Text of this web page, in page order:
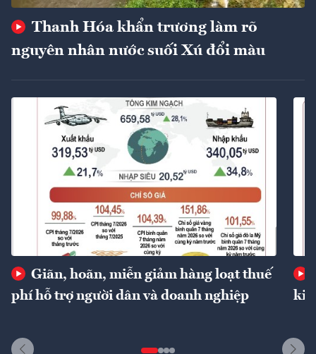
Thanh Hóa khẩn trương làm rõ
nguyên nhân nước suối Xú đổi màu
Giãn, hoãn, miễn giảm hàng loạt thuế
phí hỗ trợ người dân và doanh nghiệp